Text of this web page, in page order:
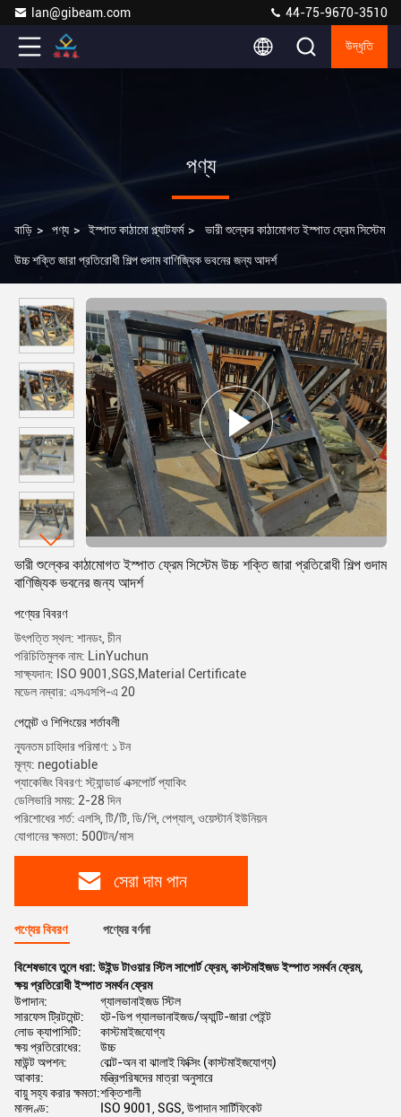
lan@gibeam.com 44-75-9670-3510
উদ্ধৃতি
পণ্য
বাড়ি > পণ্য > ইস্পাত কাঠামো প্ল্যাটফর্ম > ভারী শুল্কের কাঠামোগত ইস্পাত ফ্রেম সিস্টেম
উচ্চ শক্তি জারা প্রতিরোধী শিল্প গুদাম বাণিজ্যিক ভবনের জন্য আদর্শ
ভারী শুল্কের কাঠামোগত ইস্পাত ফ্রেম সিস্টেম উচ্চ শক্তি জারা প্রতিরোধী শিল্প গুদাম
বাণিজ্যিক ভবনের জন্য আদর্শ
পণ্যের বিবরণ
উৎপত্তি স্থল: শানডং, চীন
পরিচিতিমুলক নাম: LinYuchun
সাক্ষ্যদান: ISO 9001,SGS,Material Certificate
মডেল নম্বার: এসএসপি-এ 20
পেমেন্ট ও শিপিংয়ের শর্তাবলী
ন্যূনতম চাহিদার পরিমাণ: ১ টন
মূল্য: negotiable
প্যাকেজিং বিবরণ: স্ট্যান্ডার্ড এক্সপোর্ট প্যাকিং
ডেলিভারি সময়: 2-28 দিন
পরিশোধের শর্ত: এলসি, টি/টি, ডি/পি, পেপ্যাল, ওয়েস্টার্ন ইউনিয়ন
যোগানের ক্ষমতা: 500টন/মাস
সেরা দাম পান
পণ্যের বিবরণ পণ্যের বর্ণনা
বিশেষভাবে তুলে ধরা: উইন্ড টাওয়ার স্টিল সাপোর্ট ফ্রেম,কাস্টমাইজড ইস্পাত সমর্থন ফ্রেম,
ক্ষয় প্রতিরোধী ইস্পাত সমর্থন ফ্রেম
উপাদান:
গ্যালভানাইজড স্টিল
সারফেস ট্রিটমেন্ট:
হট-ডিপ গ্যালভানাইজড/অ্যান্টি-জারা পেইন্ট
লোড ক্যাপাসিটি:
কাস্টমাইজযোগ্য
ক্ষয় প্রতিরোধের:
উচ্চ
মাউন্ট অপশন:
বোল্ট-অন বা ঝালাই ফিক্সিং (কাস্টমাইজযোগ্য)
আকার:
মন্ত্রিপরিষদের মাত্রা অনুসারে
বায়ু সহ্য করার ক্ষমতা:শক্তিশালী
মানদণ্ড:
ISO 9001, SGS, উপাদান সার্টিফিকেট